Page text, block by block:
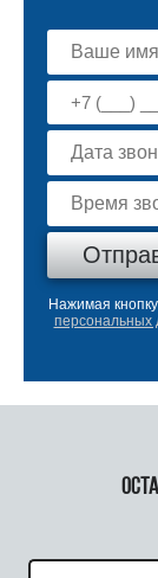
Нажимая
персональных